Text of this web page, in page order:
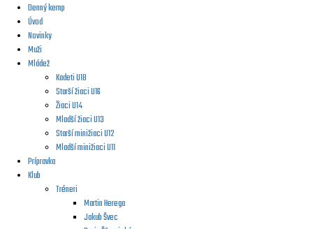
Denný kemp
Úvod
Novinky
Muži
Mládež
Kadeti U18
Starší žiaci U16
Žiaci U14
Mladší žiaci U13
Starší minižiaci U12
Mladší minižiaci U11
Prípravka
Klub
Tréneri
Martin Herega
Jakub Švec